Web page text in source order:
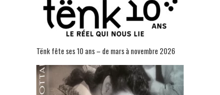
Tënk fête ses 10 ans – de mars à novembre 2026